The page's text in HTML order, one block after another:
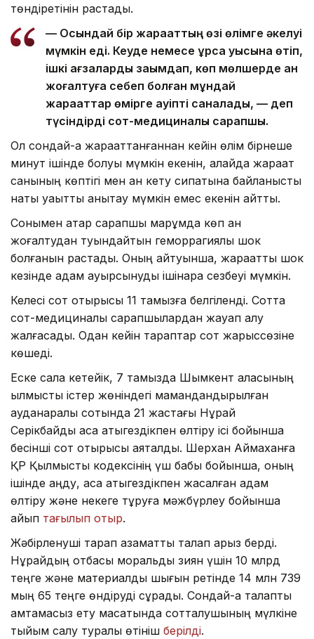
төндіретінін растады.
— Осындай бір жарақаттың өзі өлімге әкелуі
мүмкін еді. Кеуде немесе құрсақ қуысына өтіп,
ішкі ағзаларды зақымдап, көп мөлшерде қан
жоғалтуға себеп болған мұндай
жарақаттар өмірге қауіпті саналады, — деп
түсіндірді сот-медициналық сарапшы.
Ол сондай-ақ жарақаттанғаннан кейін өлім бірнеше
минут ішінде болуы мүмкін екенін, алайда жарақат
санының көптігі мен қан кету сипатына байланысты
нақты уақытты анықтау мүмкін емес екенін айтты.
Сонымен қатар сарапшы марқұмда көп қан
жоғалтудан туындайтын геморрагиялық шок
болғанын растады. Оның айтуынша, жарақаттық шок
кезінде адам ауырсынуды ішінара сезбеуі мүмкін.
Келесі сот отырысы 11 тамызға белгіленді. Сотта
сот-медициналық сарапшылардан жауап алу
жалғасады. Одан кейін тараптар сот жарыссөзіне
көшеді.
Еске сала кетейік, 7 тамызда Шымкент қаласының
қылмыстық істер жөніндегі мамандандырылған
ауданаралық сотында 21 жастағы Нұрай
Серікбайды аса қатыгездікпен өлтіру ісі бойынша
бесінші сот отырысы аяқталды. Шерхан Аймаханға
ҚР Қылмыстық кодексінің үш бабы бойынша, оның
ішінде аңду, аса қатыгездікпен жасалған адам
өлтіру және некеге тұруға мәжбүрлеу бойынша
айып тағылып отыр.
Жәбірленуші тарап азаматтық талап арыз берді.
Нұрайдың отбасы моральдық зиян үшін 10 млрд
теңге және материалдық шығын ретінде 14 млн 739
мың 65 теңге өндіруді сұрады. Сондай-ақ талапты
қамтамасыз ету мақсатында сотталушының мүлкіне
тыйым салу туралы өтініш берілді.